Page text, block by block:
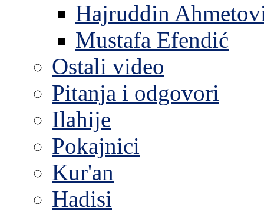
Hajruddin
Mustafa Efendić
Ostali video
Pitanja i odgovori
Ilahije
Pokajnici
Kur'an
Hadisi